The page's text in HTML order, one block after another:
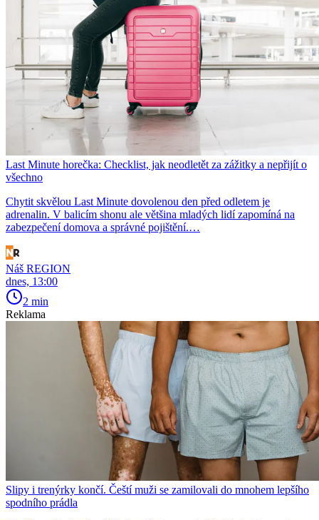
Last Minute horečka: Checklist, jak neodletět za zážitky a nepřijít o
všechno
Chytit skvělou Last Minute dovolenou den před odletem je
adrenalin. V balicím shonu ale většina mladých lidí zapomíná na
zabezpečení domova a správné pojištění.…
Náš REGION
dnes, 13:00
2 min
Reklama
Slipy i trenýrky končí. Čeští muži se zamilovali do mnohem lepšího
spodního prádla